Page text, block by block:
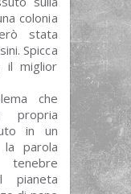
colonia
stata
Spicca
il miglior
che
propria
in un
la parola
pianeta